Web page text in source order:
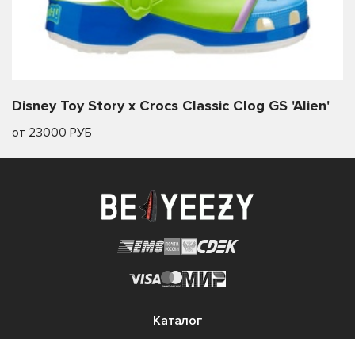
Disney Toy Story x Crocs Classic Clog GS 'Alien'
от 23000 РУБ
Каталог